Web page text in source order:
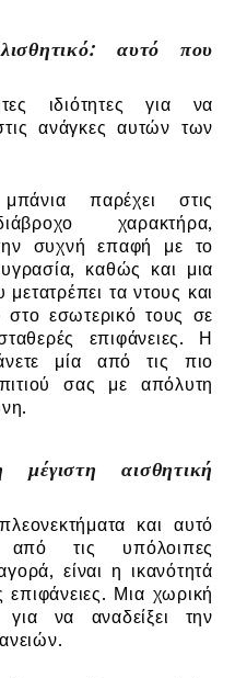
αυτό που
ιδιότητες για να
ανάγκες αυτών των
παρέχει στις
χαρακτήρα,
συχνή επαφή με το
καθώς και μια
μετατρέπει τα ντους και
εσωτερικό τους σε
επιφάνειες. Η
μία από τις πιο
σας με απόλυτη
αισθητική
και αυτό
τις υπόλοιπες
είναι η ικανότητά
επιφάνειες. Μια χωρική
για να αναδείξει την